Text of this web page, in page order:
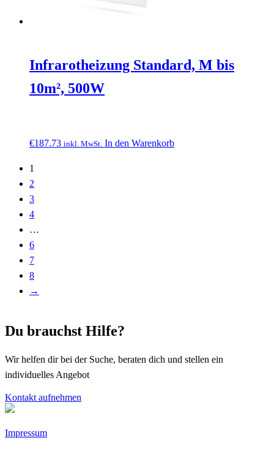
Infrarotheizung Standard, M bis
10m², 500W
€187.73 inkl. MwSt. In den Warenkorb
1
2
3
4
…
6
7
8
→
Du brauchst Hilfe?
Wir helfen dir bei der Suche, beraten dich und stellen ein
individuelles Angebot
Kontakt aufnehmen
Impressum